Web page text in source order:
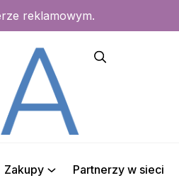
reklamowym.
Zakupy Partnerzy w sieci